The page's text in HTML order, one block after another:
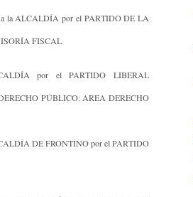
la ALCALDÍA por el PARTIDO DE LA
FISCAL
por el PARTIDO LIBERAL
PÚBLICO: AREA DERECHO
DE FRONTINO por el PARTIDO